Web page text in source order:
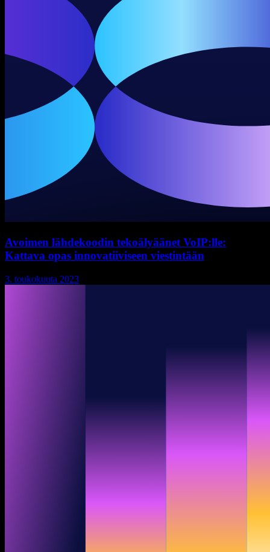
Avoimen lähdekoodin tekoälyäänet VoIP:lle:
Kattava opas innovatiiviseen viestintään
3. toukokuuta 2023